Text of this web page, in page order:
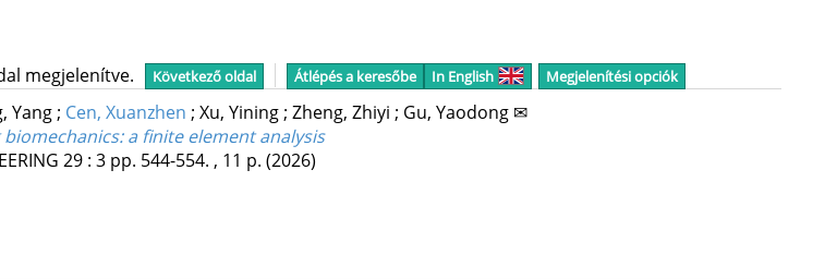
megjelenítve. Következő oldal Átlépés a keresőbe In English Megjelenítési opciók
Yang; Cen, Xuanzhen ; Xu, Yining; Zheng, Zhiyi ; Gu, Yaodong ✉
a finite element analysis
29: 3 pp. 544-554. , 11 p. (2026)